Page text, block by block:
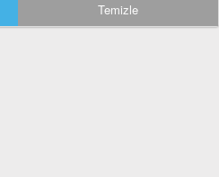
Temizle